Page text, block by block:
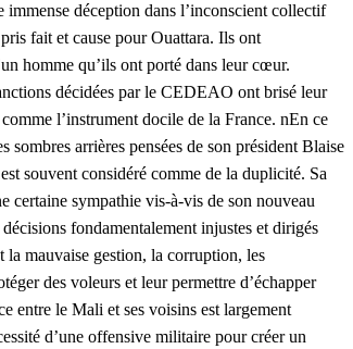
immense déception dans l’inconscient collectif
fait et cause pour Ouattara. Ils ont
homme qu’ils ont porté dans leur cœur.
décidées par le CEDEAO ont brisé leur
l’instrument docile de la France. nEn ce
arrières pensées de son président Blaise
souvent considéré comme de la duplicité. Sa
certaine sympathie vis-à-vis de son nouveau
fondamentalement injustes et dirigés
la mauvaise gestion, la corruption, les
des voleurs et leur permettre d’échapper
entre le Mali et ses voisins est largement
d’une offensive militaire pour créer un